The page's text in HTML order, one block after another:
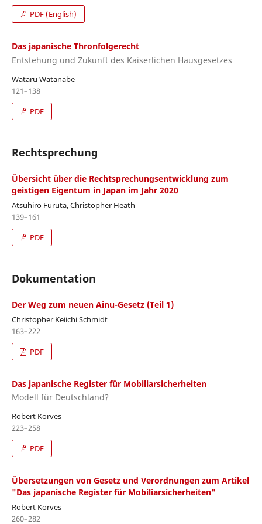
PDF (English)
Das japanische Thronfolgerecht
Entstehung und Zukunft des Kaiserlichen Hausgesetzes
Wataru Watanabe
121–138
PDF
Rechtsprechung
Übersicht über die Rechtsprechungsentwicklung zum
geistigen Eigentum in Japan im Jahr 2020
Atsuhiro Furuta, Christopher Heath
139–161
PDF
Dokumentation
Der Weg zum neuen Ainu-Gesetz (Teil 1)
Christopher Keiichi Schmidt
163–222
PDF
Das japanische Register für Mobiliarsicherheiten
Modell für Deutschland?
Robert Korves
223–258
PDF
Übersetzungen von Gesetz und Verordnungen zum Artikel
"Das japanische Register für Mobiliarsicherheiten"
Robert Korves
260–282